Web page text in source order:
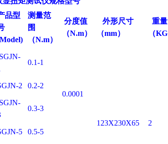
品型
Model)
测量范
围
（N.m）
分度值
（N.m）
外形尺寸
（mm）
重量
（KG
0.1-1
0.0001
123X230X65 2
2 0.2-2
0.3-3
5 0.5-5